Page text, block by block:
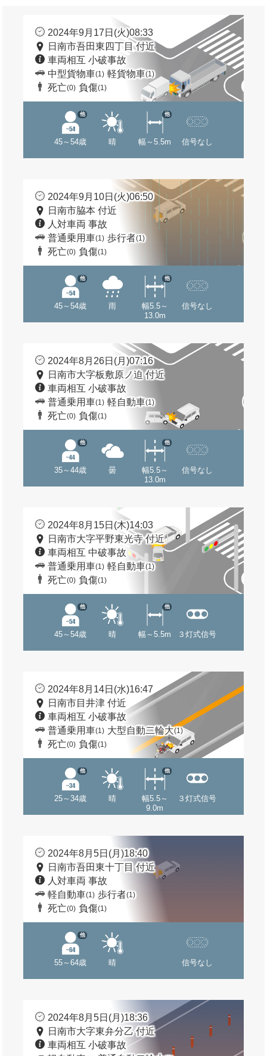
2024年9月17日(火)08:33
日南市吾田東四丁目 付近
車両相互 小破事故
中型貨物車(1) 軽貨物車(1)
死亡(0) 負傷(1)
45～54歳
他
晴 幅～5.5m
他
信号なし
2024年9月10日(火)06:50
日南市脇本 付近
人対車両 事故
普通乗用車(1) 歩行者(1)
死亡(0) 負傷(1)
45～54歳
他
雨
幅5.5～
13.0m
他
信号なし
2024年8月26日(月)07:16
日南市大字板敷原ノ迫 付近
車両相互 小破事故
普通乗用車(1) 軽自動車(1)
死亡(0) 負傷(1)
35～44歳
他
曇
幅5.5～
13.0m
他
信号なし
2024年8月15日(木)14:03
日南市大字平野東光寺 付近
車両相互 中破事故
普通乗用車(1) 軽自動車(1)
死亡(0) 負傷(1)
45～54歳
他
晴 幅～5.5m
他
３灯式信号
2024年8月14日(水)16:47
日南市目井津 付近
車両相互 小破事故
普通乗用車(1) 大型自動二輪大(1)
死亡(0) 負傷(1)
25～34歳
他
晴
幅5.5～
9.0m
他
３灯式信号
2024年8月5日(月)18:40
日南市吾田東十丁目 付近
人対車両 事故
軽自動車(1) 歩行者(1)
死亡(0) 負傷(1)
55～64歳
他
晴 信号なし
2024年8月5日(月)18:36
日南市大字東弁分乙 付近
車両相互 小破事故